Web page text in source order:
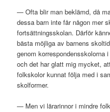
— Ofta blir man beklämd, då
dessa barn inte får någon mer
fortsättningsskolan. Därför
bästa möjliga av barnens
genom korrespondensskolorna
och det har glatt mig mycket,
folkskolor kunnat följa med i
skolformer.
— Men vi lärarinnor i mindre